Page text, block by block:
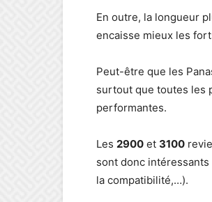
En outre, la longueur
encaisse mieux les
Peut-être que les
surtout que toutes les
performantes.
Les 2900 et 3100
sont donc
la compatibilité,…).